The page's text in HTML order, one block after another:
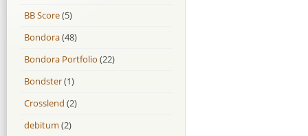
BB Score(5)
Bondora(48)
Bondora Portfolio (22)
Bondster(1)
Crosslend (2)
debitum (2)